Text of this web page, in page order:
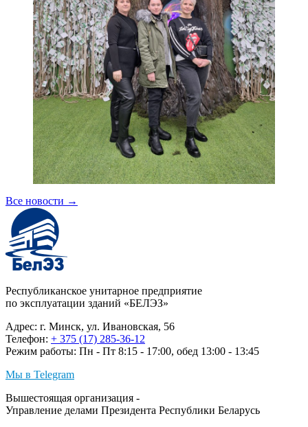
Все новости →
Республиканское унитарное предприятие
по эксплуатации зданий «БЕЛЭЗ»
Адрес: г. Минск, ул. Ивановская, 56
Телефон: + 375 (17) 285-36-12
Режим работы: Пн - Пт 8:15 - 17:00, обед 13:00 - 13:45
Мы в Telegram
Вышестоящая организация -
Управление делами Президента Республики Беларусь